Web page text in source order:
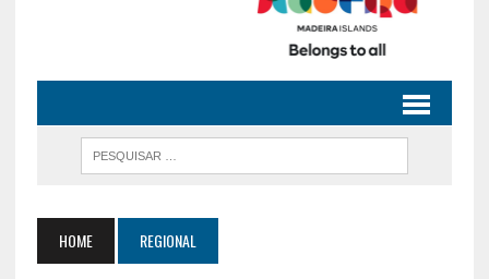
HOME REGIONAL